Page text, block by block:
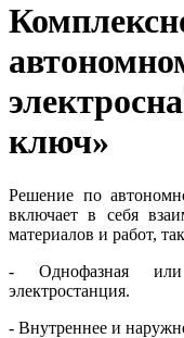
ключ»
Решение по
включает в себя
материалов и работ,
- Однофазная или
электростанция.
- Внутреннее и